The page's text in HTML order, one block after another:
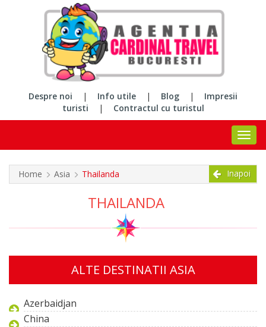
Despre noi | Info utile | Blog |
Impresii
turisti
| Contractul cu turistul
Home Asia Thailanda Inapoi
THAILANDA
ALTE DESTINATII ASIA
Azerbaidjan
China